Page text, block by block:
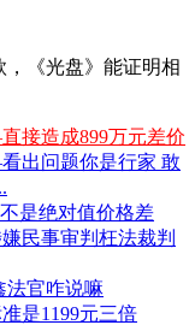
《光盘》能证明相
造成899万元差价
出问题你是行家 敢
是绝对值价格差
民事审判枉法裁判
法官咋说嘛
是1199元三倍